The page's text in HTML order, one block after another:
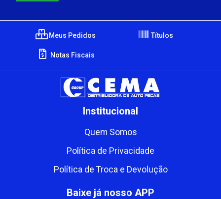
Meus Pedidos Títulos
Notas Fiscais
Institucional
Quem Somos
Política de Privacidade
Política de Troca e Devolução
Baixe já nosso APP